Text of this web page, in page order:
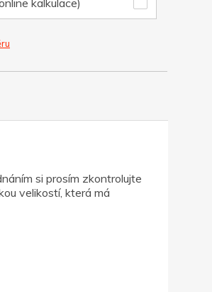
kalkulace)
si prosím zkontrolujte
velikostí, která má